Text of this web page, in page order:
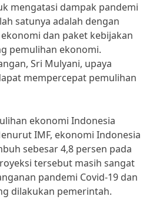
mengatasi dampak pandemi
satunya adalah dengan
dan paket kebijakan
pemulihan ekonomi.
Sri Mulyani, upaya
mempercepat pemulihan
ekonomi Indonesia
IMF, ekonomi Indonesia
sebesar 4,8 persen pada
tersebut masih sangat
pandemi Covid-19 dan
dilakukan pemerintah.